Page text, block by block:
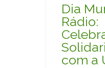
Dia
Rádio:
com a